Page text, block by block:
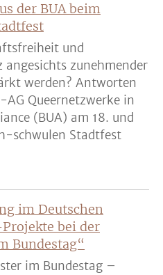
der BUA beim
und
angesichts zunehmender
werden? Antworten
Queernetzwerke in
(BUA) am 18. und
schwulen Stadtfest
im Deutschen
bei der
Bundestag“
im Bundestag –